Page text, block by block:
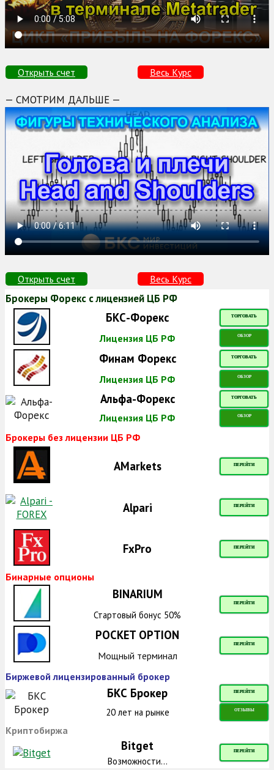
Открыть счет Весь Курс
— СМОТРИМ ДАЛЬШЕ —
Открыть счет Весь Курс
Брокеры Форекс с лицензией ЦБ РФ
БКС-Форекс ТОРГОВАТЬ
Лицензия ЦБ РФ ОБЗОР
Финам Форекс ТОРГОВАТЬ
Лицензия ЦБ РФ ОБЗОР
Альфа-Форекс ТОРГОВАТЬ
Лицензия ЦБ РФ ОБЗОР
Брокеры без лицензии ЦБ РФ
AMarkets ПЕРЕЙТИ
Alpari ПЕРЕЙТИ
FxPro ПЕРЕЙТИ
Бинарные опционы
BINARIUM
ПЕРЕЙТИ
Стартовый бонус 50%
POCKET OPTION
ПЕРЕЙТИ
Мощный терминал
Биржевой лицензированный брокер
БКС Брокер ПЕРЕЙТИ
20 лет на рынке ОТЗЫВЫ
Криптобиржа
Bitget ПЕРЕЙТИ
Возможности...